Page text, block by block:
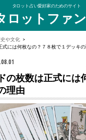
タロット占い愛好家のためのサイト
ロットファ
や文化
式には何枚なの？７８枚で１デッキ
の枚数は正式には
理由